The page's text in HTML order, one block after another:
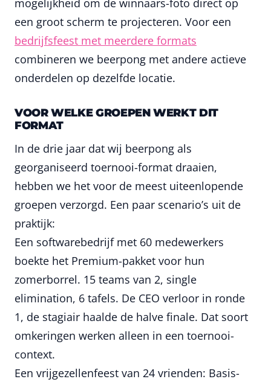
een groot scherm te projecteren. Voor een
bedrijfsfeest met meerdere formats
combineren we beerpong met andere actieve
onderdelen op dezelfde locatie.
VOOR WELKE GROEPEN WERKT DIT
FORMAT
In de drie jaar dat wij beerpong als
georganiseerd toernooi-format draaien,
hebben we het voor de meest uiteenlopende
groepen verzorgd. Een paar scenario’s uit de
praktijk:
Een softwarebedrijf met 60 medewerkers
boekte het Premium-pakket voor hun
zomerborrel. 15 teams van 2, single
elimination, 6 tafels. De CEO verloor in ronde
1, de stagiair haalde de halve finale. Dat soort
omkeringen werken alleen in een toernooi-
context.
Een vrijgezellenfeest van 24 vrienden: Basis-